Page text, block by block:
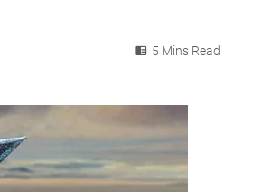
5 Mins Read